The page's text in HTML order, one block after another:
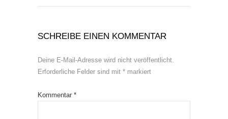
SCHREIBE EINEN KOMMENTAR
Deine E-Mail-Adresse wird nicht veröffentlicht.
Erforderliche Felder sind mit * markiert
Kommentar *